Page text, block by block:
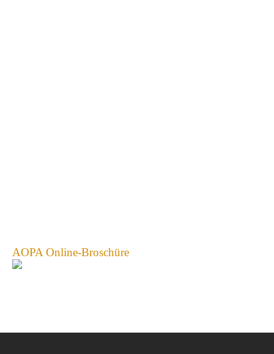
AOPA Online-Broschüre